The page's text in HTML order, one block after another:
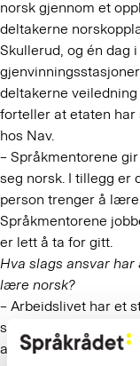
norsk gjennom et
deltakerne
Skullerud, og én dag
deltakerne
forteller at etaten har
hos Nav.
– Språkmentorene
seg norsk. I tillegg er
person trenger å
Språkmentorene
er lett å ta for gitt.
Hva slags ansvar
lære norsk?
– Arbeidslivet har et
samfunnsborgere.
arbeidsgiverne selv